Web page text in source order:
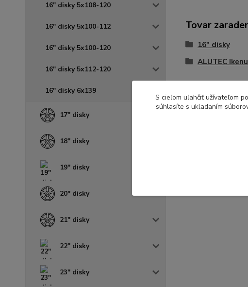
16" disky 5x108-120
16" disky 5x100-112
16" disky 5x100-120
16" disky 5x112-120
16" disky 6x139
17" disky
18" disky
19" disky
20" disky
21" disky
22" disky
23" disky
Tovar
16" disky
ALUTEC Ikenu
S cieľom uľahčiť užívateľom
súhlasíte s ukladaním